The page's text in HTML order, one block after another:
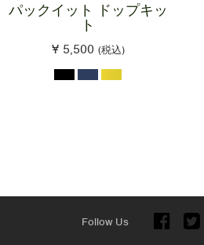
パックイット ドップキッ
ト
¥ 5,500 (税込)
Follow Us